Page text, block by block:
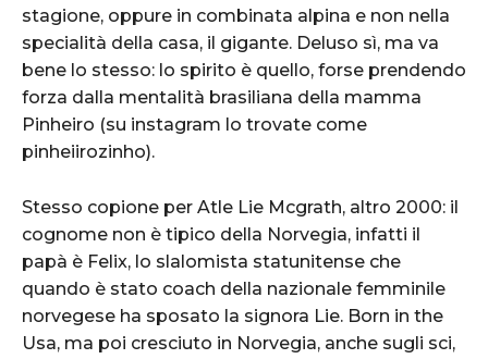
stagione, oppure in combinata alpina e non nella
specialità della casa, il gigante. Deluso sì, ma va
bene lo stesso: lo spirito è quello, forse prendendo
forza dalla mentalità brasiliana della mamma
Pinheiro (su instagram lo trovate come
pinheiirozinho).
Stesso copione per Atle Lie Mcgrath, altro 2000: il
cognome non è tipico della Norvegia, infatti il
papà è Felix, lo slalomista statunitense che
quando è stato coach della nazionale femminile
norvegese ha sposato la signora Lie. Born in the
Usa, ma poi cresciuto in Norvegia, anche sugli sci,